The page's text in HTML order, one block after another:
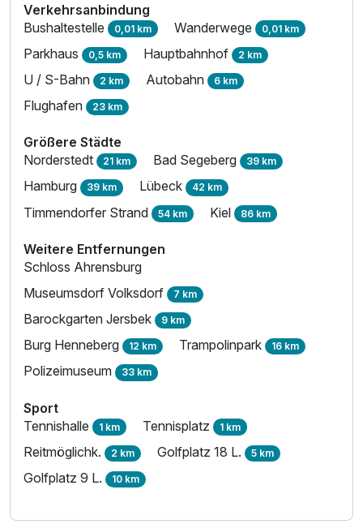
Verkehrsanbindung
Bushaltestelle 0,01 km Wanderwege 0,01 km
Parkhaus 0,5 km Hauptbahnhof 2 km
U / S-Bahn 2 km Autobahn 6 km
Flughafen 23 km
Größere Städte
Norderstedt 21 km Bad Segeberg 39 km
Hamburg 39 km Lübeck 42 km
Timmendorfer Strand 54 km Kiel 86 km
Weitere Entfernungen
Schloss Ahrensburg
Museumsdorf Volksdorf 7 km
Barockgarten Jersbek 9 km
Burg Henneberg 12 km Trampolinpark 16 km
Polizeimuseum 33 km
Sport
Tennishalle 1 km Tennisplatz 1 km
Reitmöglichk. 2 km Golfplatz 18 L. 5 km
Golfplatz 9 L. 10 km